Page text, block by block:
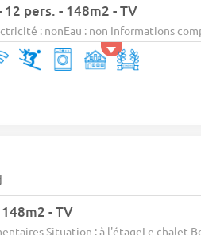
12 pers. - 148m2 - TV
: nonEau : non Informations
- TV
Situation : à l'étageLe chalet